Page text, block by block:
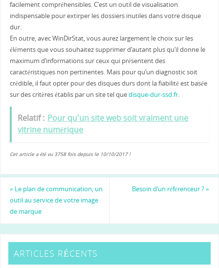
facilement compréhensibles. C’est un outil de visualisation
indispensable pour extirper les dossiers inutiles dans votre disque
dur.
En outre, avec WinDirStat, vous aurez largement le choix sur les
éléments que vous souhaitez supprimer d’autant plus qu’il donne le
maximum d’informations sur ceux qui présentent des
caractéristiques non pertinentes. Mais pour qu’un diagnostic soit
crédible, il faut opter pour des disques durs dont la fiabilité est basée
sur des critères établis par un site tel quedisque-dur-ssd.fr.
Relatif : Pour qu'un site web soit vraiment une
vitrine numérique
Cet article a été vu 3758 fois depuis le 10/10/2017 !
« Le plan de communication, un
outil au service de votre image
de marque
Besoin d’un référenceur ?»
ARTICLES RÉCENTS